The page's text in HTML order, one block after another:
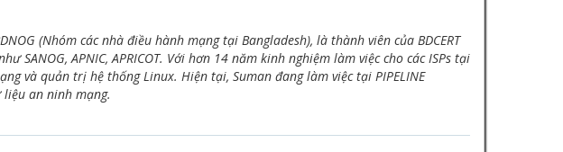
(Nhóm các nhà điều hành mạng tại Bangladesh), là thành viên của BDCERT
SANOG, APNIC, APRICOT. Với hơn 14 năm kinh nghiệm làm việc cho các ISPs tại
và quản trị hệ thống Linux. Hiện tại, Suman đang làm việc tại PIPELINE
an ninh mạng.